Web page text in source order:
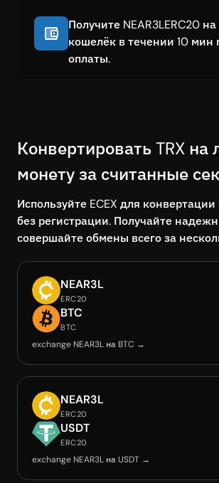
Получите NEAR3LERC20
кошелёк в течении 10 мин
оплаты.
Конвертировать TRX
монету за считанные
Используйте ECEX для
без регистрации. Получайте
совершайте обмены всего за
NEAR3L
ERC20
BTC
BTC
exchange NEAR3L на BTC →
NEAR3L
ERC20
USDT
ERC20
exchange NEAR3L на USDT →